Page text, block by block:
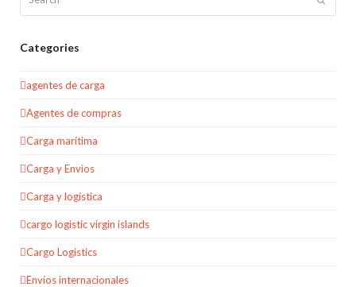
Categories
agentes de carga
Agentes de compras
Carga marítima
Carga y Envios
Carga y logística
cargo logistic virgin islands
Cargo Logistics
Envíos internacionales